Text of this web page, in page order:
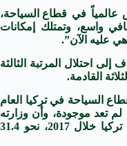
عالمياً في قطاع السياحة،
واسع، وتمتلك إمكانات
عليه الآن”.
احتلال المرتبة الثالثة
القادمة.
السياحة فيتركيا العام
لم تعد موجودة، وأن وزارته
تركيا
خلال 2017، نحو 31.4